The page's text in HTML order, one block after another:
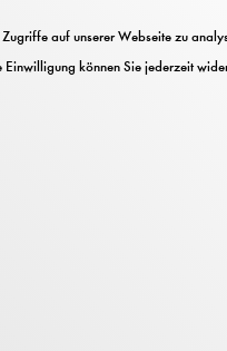
Spezielle
ermöglicht uns
Foundation
Förderung von
Gruppen,
auf unserer Webseite zu
können Sie jederzeit